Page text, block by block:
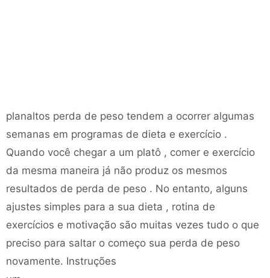
planaltos perda de peso tendem a ocorrer algumas
semanas em programas de dieta e exercício .
Quando você chegar a um platô , comer e exercício
da mesma maneira já não produz os mesmos
resultados de perda de peso . No entanto, alguns
ajustes simples para a sua dieta , rotina de
exercícios e motivação são muitas vezes tudo o que
preciso para saltar o começo sua perda de peso
novamente. Instruções